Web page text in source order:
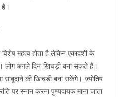
है।
महत्व होता है लेकिन एकादशी के
लोग अगले दिन खिचड़ी बना सकते हैं।
साबूदाने की खिचड़ी बना सकेंगे। ज्योतिष
पर स्नान करना पुण्यदायक माना जाता